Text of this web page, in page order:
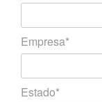
Empresa*
Estado*